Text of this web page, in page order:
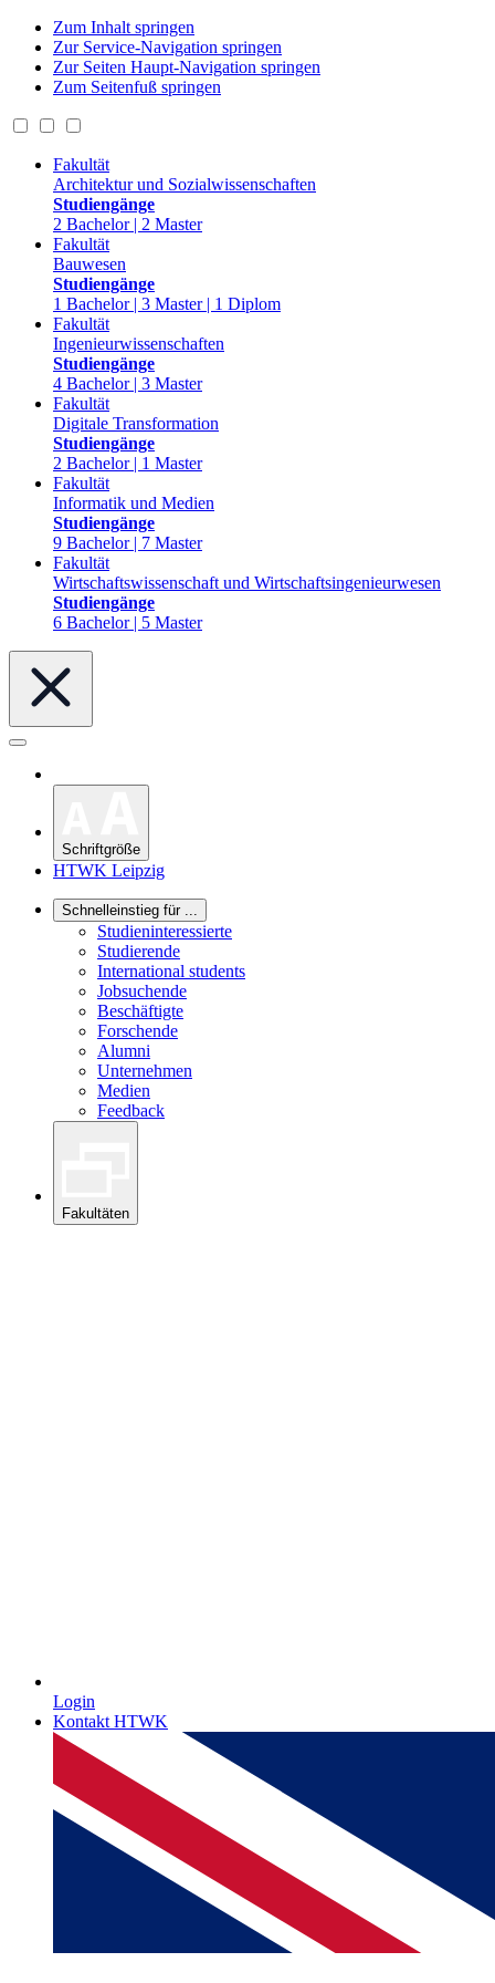
Zum Inhalt springen
Zur Service-Navigation springen
Zur Seiten Haupt-Navigation springen
Zum Seitenfuß springen
Fakultät
Architektur und Sozialwissenschaften
Studiengänge
2 Bachelor | 2 Master
Fakultät
Bauwesen
Studiengänge
1 Bachelor | 3 Master | 1 Diplom
Fakultät
Ingenieurwissenschaften
Studiengänge
4 Bachelor | 3 Master
Fakultät
Digitale Transformation
Studiengänge
2 Bachelor | 1 Master
Fakultät
Informatik und Medien
Studiengänge
9 Bachelor | 7 Master
Fakultät
Wirtschaftswissenschaft und Wirtschaftsingenieurwesen
Studiengänge
6 Bachelor | 5 Master
Schriftgröße
HTWK Leipzig
Schnelleinstieg für ...
Studieninteressierte
Studierende
International students
Jobsuchende
Beschäftigte
Forschende
Alumni
Unternehmen
Medien
Feedback
Fakultäten
Login
Kontakt HTWK